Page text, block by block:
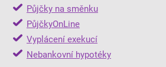
Půjčky na směnku
PůjčkyOnLine
Vyplácení exekucí
Nebankovní hypotéky